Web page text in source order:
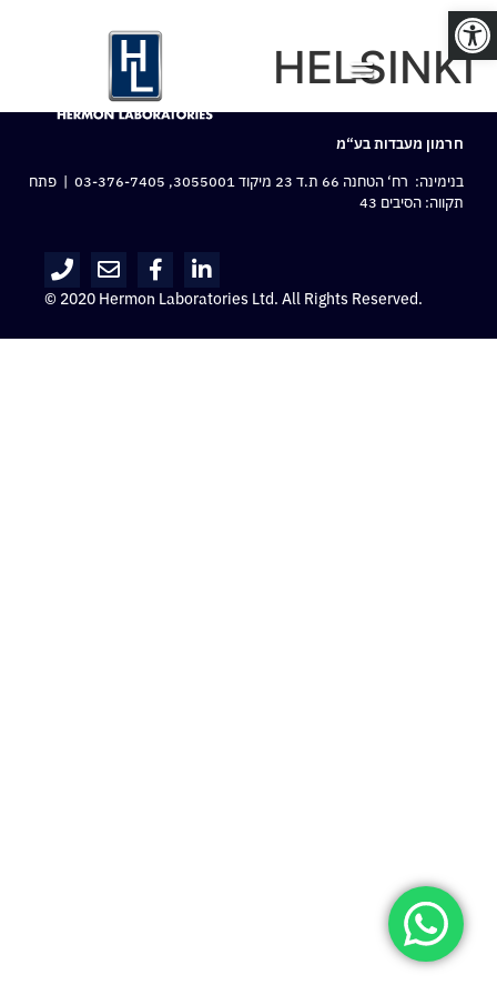
פתח סרגל נגישות
HELSINKI
חרמון מעבדות בע“מ
בנימינה: רח‘ הטחנה 66 ת.ד 23 מיקוד 3055001,
03-376-7405 | פתח
תקווה: הסיבים 43
© 2020 Hermon Laboratories Ltd. All Rights Reserved.